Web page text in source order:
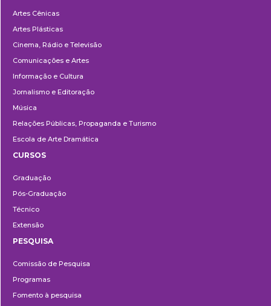
Artes Cênicas
Artes Plásticas
Cinema, Rádio e Televisão
Comunicações e Artes
Informação e Cultura
Jornalismo e Editoração
Música
Relações Públicas, Propaganda e Turismo
Escola de Arte Dramática
CURSOS
Graduação
Pós-Graduação
Técnico
Extensão
PESQUISA
Comissão de Pesquisa
Programas
Fomento à pesquisa